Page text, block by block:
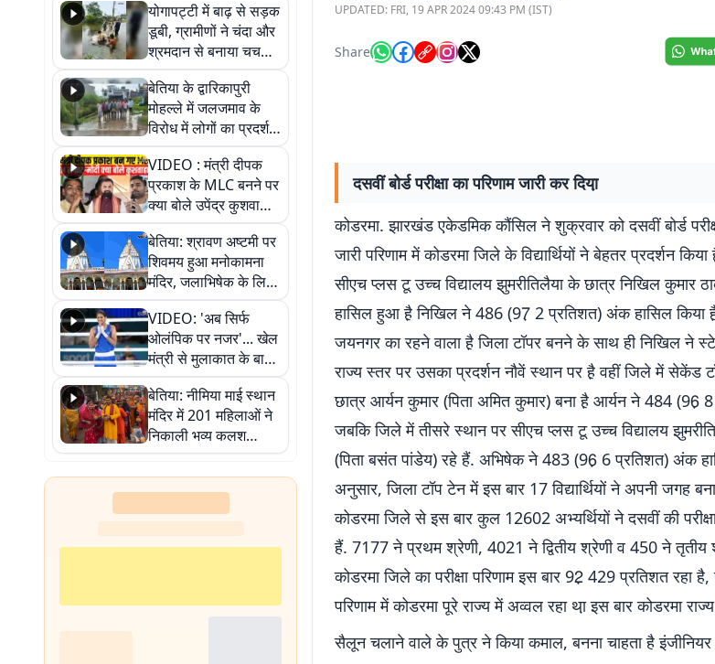
योगापट्टी में बाढ़ से सड़क
डूबी, ग्रामीणों ने चंदा और
श्रमदान से बनाया चचरी
पुल
बेतिया के द्वारिकापुरी
मोहल्ले में जलजमाव के
विरोध में लोगों का प्रदर्शन,
स्थायी समाधान की मांग
VIDEO : मंत्री दीपक
प्रकाश के MLC बनने पर
क्या बोले उपेंद्र कुशवाहा,
सुनिए
बेतिया: श्रावण अष्टमी पर
शिवमय हुआ मनोकामना
मंदिर, जलाभिषेक के लिए
लगी लंबी कतारें
VIDEO: 'अब सिर्फ
ओलंपिक पर नजर'... खेल
मंत्री से मुलाकात के बाद
जैसमीन लंबोरिया का बड़ा
बयान
बेतिया: नीमिया माई स्थान
मंदिर में 201 महिलाओं ने
निकाली भव्य कलश
शोभायात्रा, शिवलिंग
प्राण-प्रतिष्ठा महोत्सव
शुरू
UPDATED: FRI, 19 APR 2024 09:43 PM (IST)
Share
दसवीं बोर्ड परीक्षा का परिणाम जारी कर दिया़
कोडरमा. झारखंड एकेडमिक कौंसिल ने शुक्रवार को दसवीं बोर्ड
जारी परिणाम में कोडरमा जिले के विद्यार्थियों ने बेहतर प्रदर्शन
सीएच प्लस टू उच्च विद्यालय झुमरीतिलैया के छात्र निखिल कुमार
हासिल हुआ है़ निखिल ने 486 (97़ 2 प्रतिशत) अंक हासिल किया
जयनगर का रहने वाला है़ जिला टॉपर बनने के साथ ही निखिल ने
राज्य स्तर पर उसका प्रदर्शन नौवें स्थान पर है़ वहीं जिले में सेकेंड
छात्र आर्यन कुमार (पिता अमित कुमार) बना है़ आर्यन ने 484 (96़
जबकि जिले में तीसरे स्थान पर सीएच प्लस टू उच्च विद्यालय
(पिता बसंत पांडेय) रहे हैं. अभिषेक ने 483 (96़ 6 प्रतिशत) अंक
अनुसार, जिला टॉप टेन में इस बार 17 विद्यार्थियों ने अपनी जगह
कोडरमा जिले से इस बार कुल 12602 अभ्यर्थियों ने दसवीं की
हैं. 7177 ने प्रथम श्रेणी, 4021 ने द्वितीय श्रेणी व 450 ने तृतीय
कोडरमा जिले का परीक्षा परिणाम इस बार 92़ 429 प्रतिशत रहा है,
परिणाम में कोडरमा पूरे राज्य में अव्वल रहा था़ इस बार कोडरमा
सैलून चलाने वाले के पुत्र ने किया कमाल, बनना चाहता है इंजीनियर